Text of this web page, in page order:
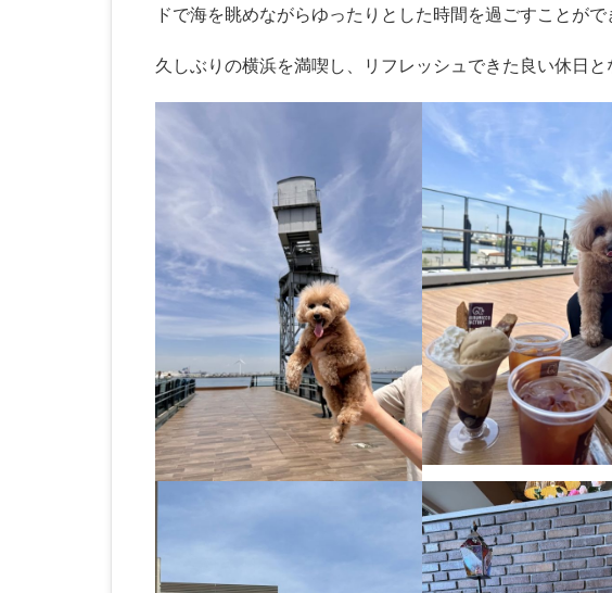
ドで海を眺めながらゆったりとした時間を過ごすことがで
久しぶりの横浜を満喫し、リフレッシュできた良い休日と